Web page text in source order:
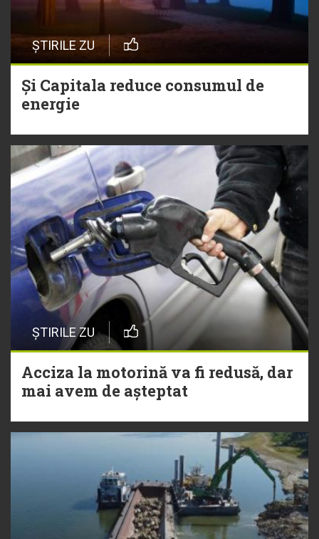
ȘTIRILE ZU
Și Capitala reduce consumul de
energie
ȘTIRILE ZU
Acciza la motorină va fi redusă, dar
mai avem de așteptat